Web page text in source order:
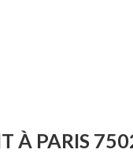
À PARIS